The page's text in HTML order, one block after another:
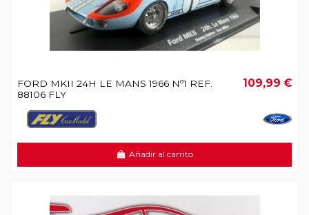
FORD MKII 24H LE MANS 1966 Nº1 REF.
88106 FLY
109,99 €
Añadir al carrito